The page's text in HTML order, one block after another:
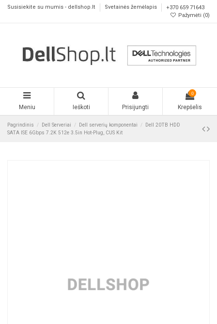
Susisiekite su mumis - dellshop.lt Svetainės žemėlapis
+370 659 71643
Pažymėti (0)
Meniu Ieškoti Prisijungti
0
Krepšelis
Pagrindinis Dell Serveriai Dell serverių komponentai
Dell 20TB HDD
SATA ISE 6Gbps 7.2K 512e 3.5in Hot-Plug, CUS Kit